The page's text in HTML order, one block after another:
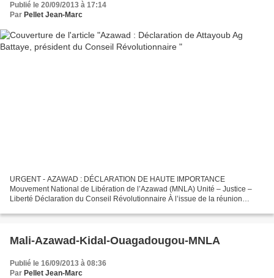
Publié le 20/09/2013 à 17:14
Par Pellet Jean-Marc
URGENT - AZAWAD : DÉCLARATION DE HAUTE IMPORTANCE
Mouvement National de Libération de l’Azawad (MNLA) Unité – Justice –
Liberté Déclaration du Conseil Révolutionnaire À l’issue de la réunion
Mali-Azawad-Kidal-Ouagadougou-MNLA
Publié le 16/09/2013 à 08:36
Par Pellet Jean-Marc